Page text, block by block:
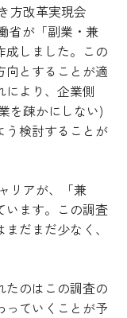
方改革実現会
省が「副業・兼
成しました。この
向とすることが適
により、企業側
を疎かにしない)
う検討することが
リアが、「兼
います。この調査
だまだ少なく、
たのはこの調査の
っていくことが予